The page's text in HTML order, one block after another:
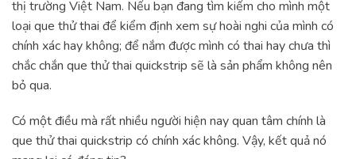
thị trường Việt Nam. Nếu bạn đang tìm kiếm cho mình một
loại que thử thai để kiểm định xem sự hoài nghi của mình có
chính xác hay không; để nắm được mình có thai hay chưa thì
chắc chắn que thử thai quickstrip sẽ là sản phẩm không nên
bỏ qua.
Có một điều mà rất nhiều người hiện nay quan tâm chính là
que thử thai quickstrip có chính xác không. Vậy, kết quả nó